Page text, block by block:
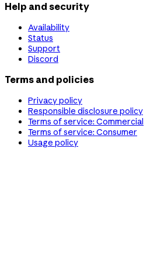
Help and security
Availability
Status
Support
Discord
Terms and policies
Privacy policy
Responsible disclosure policy
Terms of service: Commercial
Terms of service: Consumer
Usage policy